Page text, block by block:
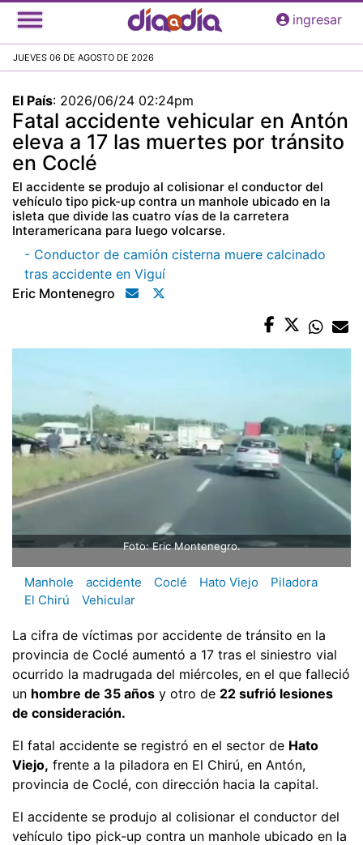
Pasar
al
principal
ingresar
JUEVES 06 DE AGOSTO DE 2026
El País: 2026/06/24 02:24pm
Fatal accidente vehicular en Antón
eleva a 17 las muertes por tránsito
en Coclé
El accidente se produjo al colisionar el conductor del
vehículo tipo pick-up contra un manhole ubicado en la
isleta que divide las cuatro vías de la carretera
Interamericana para luego volcarse.
- Conductor de camión cisterna muere calcinado
tras accidente en Viguí
Eric Montenegro
Foto: Eric Montenegro.
Manhole accidente Coclé Hato Viejo
Piladora
El Chirú
Vehicular
La cifra de víctimas por accidente de tránsito en la
provincia de Coclé aumentó a 17 tras el siniestro vial
ocurrido la madrugada del miércoles, en el que falleció
un hombre de 35 años y otro de 22 sufrió lesiones
de consideración.
El fatal accidente se registró en el sector de Hato
Viejo, frente a la piladora en El Chirú, en Antón,
provincia de Coclé, con dirección hacia la capital.
El accidente se produjo al colisionar el conductor del
vehículo tipo pick-up contra un manhole ubicado en la